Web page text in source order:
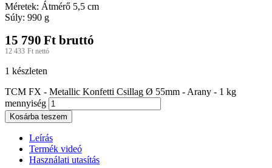
Méretek: Átmérő 5,5 cm
Súly: 990 g
15 790 Ft bruttó
12 433 Ft nettó
1 készleten
TCM FX - Metallic Konfetti Csillag Ø 55mm - Arany - 1 kg
mennyiség
Kosárba teszem
Leírás
Termék videó
Használati utasítás